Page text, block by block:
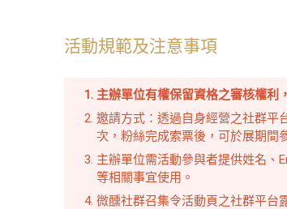
活動規範及注意事項
主辦單位有權保留資格之審核權利
邀請方式：透過自身經營之社群平
次，粉絲完成索票後，可於展期間
主辦單位需活動參與者提供姓名、
等相關事宜使用。
微醺社群召集令活動頁之社群平台